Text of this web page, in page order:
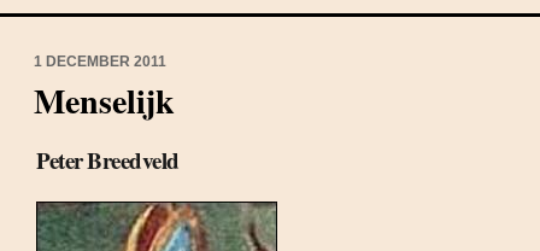
1 DECEMBER 2011
Menselijk
Peter Breedveld